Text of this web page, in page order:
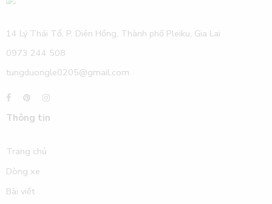
14 Lý Thái Tổ, P. Diên Hồng, Thành phố Pleiku, Gia Lai
0973 244 508
tungduongle0205@gmail.com
Thông tin
Trang chủ
Dòng xe
Bài viết